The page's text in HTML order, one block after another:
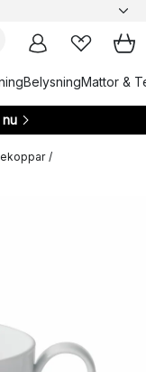
BelysningMattor &
/